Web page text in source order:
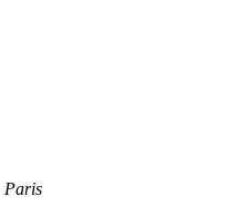
Paris